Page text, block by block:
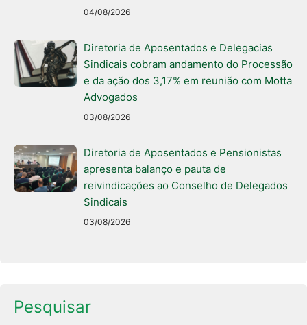
04/08/2026
Diretoria de Aposentados e Delegacias
Sindicais cobram andamento do Processão
e da ação dos 3,17% em reunião com Motta
Advogados
03/08/2026
Diretoria de Aposentados e Pensionistas
apresenta balanço e pauta de
reivindicações ao Conselho de Delegados
Sindicais
03/08/2026
Pesquisar